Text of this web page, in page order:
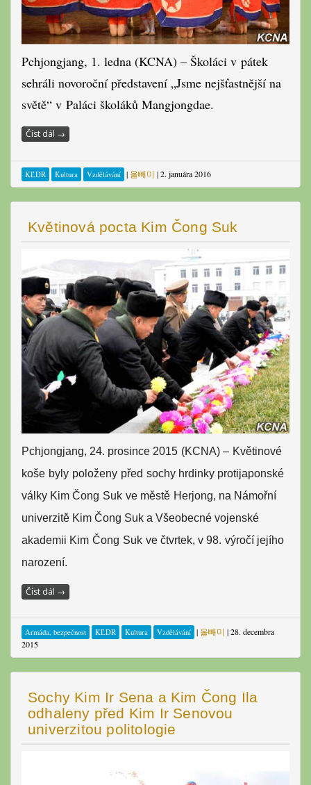
Pchjongjang, 1. ledna (KCNA) – Školáci v pátek
sehráli novoroční představení „Jsme nejšťastnější na
světě“ v Paláci školáků Mangjongdae.
Číst dál →
KĽDR Kultura Vzdělávání | 올빼미 |2. januára 2016
Květinová pocta Kim Čong Suk
Pchjongjang, 24. prosince 2015 (KCNA) – Květinové
koše byly položeny před sochy hrdinky protijaponské
války Kim Čong Suk ve městě Herjong, na Námořní
univerzitě Kim Čong Suk a Všeobecné vojenské
akademii Kim Čong Suk ve čtvrtek, v 98. výročí jejího
narození.
Číst dál →
Armáda, bezpečnost KĽDR Kultura Vzdělávání | 올빼미 |28. decembra
2015
Sochy Kim Ir Sena a Kim Čong Ila
odhaleny před Kim Ir Senovou
univerzitou politologie